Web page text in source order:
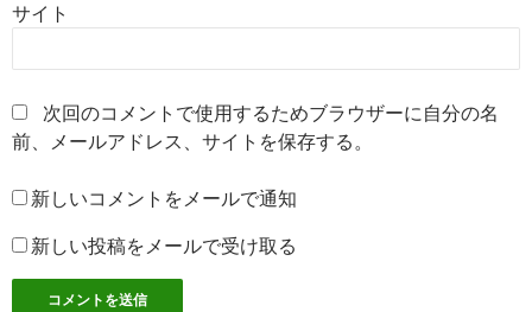
サイト
次回のコメントで使用するためブラウザーに自分の名
前、メールアドレス、サイトを保存する。
新しいコメントをメールで通知
新しい投稿をメールで受け取る